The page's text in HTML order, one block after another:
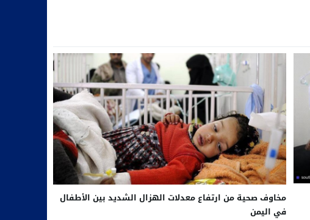
مخاوف صحية من ارتفاع معدلات الهزال الشديد بين الأطفال
في اليمن